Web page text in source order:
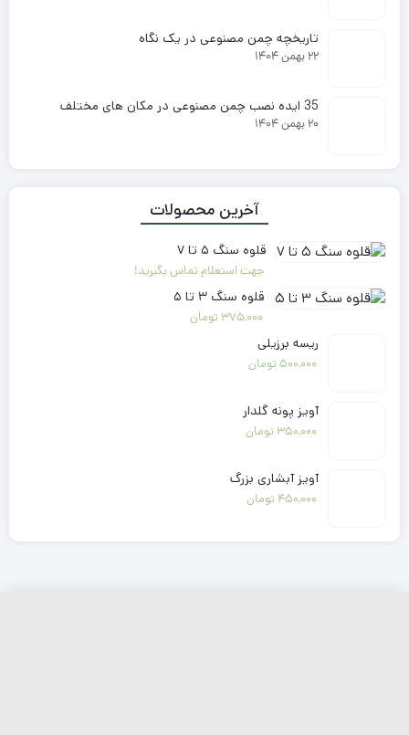
تاریخچه چمن مصنوعی در یک نگاه
۲۲ بهمن ۱۴۰۴
35 ایده نصب چمن مصنوعی در مکان های مختلف
۲۰ بهمن ۱۴۰۴
آخرین محصولات
قلوه سنگ ۵ تا ۷
جهت استعلام تماس بگیرید!
قلوه سنگ ۳ تا ۵
375,000 تومان
ریسه برزیلی
500,000 تومان
آویز پونه گلدار
350,000 تومان
آویز آبشاری بزرگ
450,000 تومان